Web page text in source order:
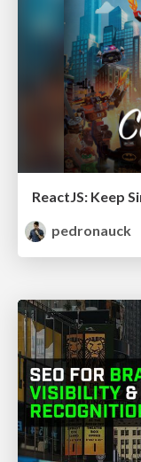
pedronauck